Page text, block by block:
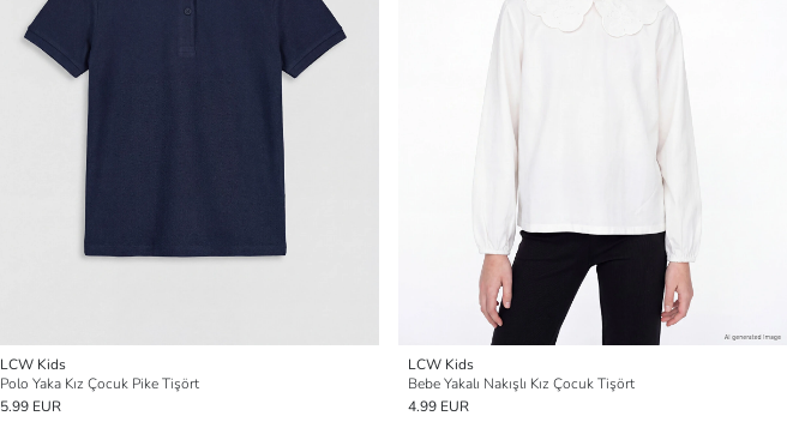
LCW Kids
Polo Yaka Kız Çocuk Pike Tişört
5.99 EUR
LCW Kids
Bebe Yakalı Nakışlı Kız Çocuk Tişört
4.99 EUR